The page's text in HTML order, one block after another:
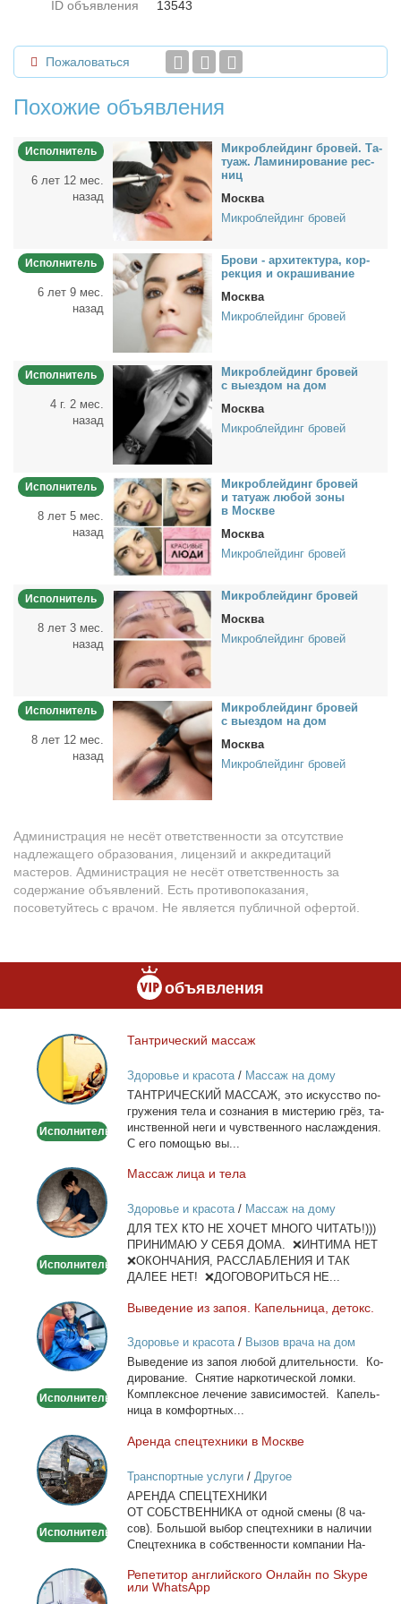
ID объявления 13543
Пожаловаться
Похожие объявления
Исполнитель
6 лет 12 мес.
назад
Мик­роб­лей­динг бро­вей. Та­
ту­аж. Ла­ми­ни­ро­ва­ние рес­
ниц
Москва
Микроблейдинг бровей
Исполнитель
6 лет 9 мес.
назад
Бро­ви - ар­хи­тек­ту­ра, кор­
рек­ция и окра­ши­ва­ние
Москва
Микроблейдинг бровей
Исполнитель
4 г. 2 мес.
назад
Мик­роб­лей­динг бро­вей
с вы­ез­дом на дом
Москва
Микроблейдинг бровей
Исполнитель
8 лет 5 мес.
назад
Мик­роб­лей­динг бро­вей
и та­ту­аж лю­бой зо­ны
в Москве
Москва
Микроблейдинг бровей
Исполнитель
8 лет 3 мес.
назад
Мик­роб­лей­динг бро­вей
Москва
Микроблейдинг бровей
Исполнитель
8 лет 12 мес.
назад
Мик­роб­лей­динг бро­вей
с вы­ез­дом на дом
Москва
Микроблейдинг бровей
Администрация не несёт ответственности за отсутствие
надлежащего образования, лицензий и аккредитаций
мастеров. Администрация не несёт ответственность за
содержание объявлений. Есть противопоказания,
посоветуйтесь с врачом. Не является публичной офертой.
объявления
Тантрический
массаж
Исполнитель
Тан­три­че­ский мас­саж
Здоровье и красота/ Массаж на дому
ТАНТРИЧЕСКИЙ МАССАЖ, это ис­кус­ство по­
гру­же­ния те­ла и со­зна­ния в ми­сте­рию грёз, та­
ин­ствен­ной неги и чув­ствен­но­го на­сла­жде­ния.
С его по­мо­щью вы...
Массаж
лица
и
тела
Исполнитель
Мас­саж ли­ца и те­ла
Здоровье и красота/ Массаж на дому
ДЛЯ ТЕХ КТО НЕ ХОЧЕТ МНОГО ЧИТАТЬ!)))
ПРИНИМАЮ У СЕБЯ ДОМА. ❌ИНТИМА НЕТ
❌ОКОНЧАНИЯ, РАССЛАБЛЕНИЯ И ТАК
ДАЛЕЕ НЕТ! ❌ДОГОВОРИТЬСЯ НЕ...
Выведение
из
запоя.
Капельница,
Исполнитель
Вы­ве­де­ние из за­поя. Ка­пель­ни­ца, де­токс.
Здоровье и красота/ Вызов врача на дом
Вы­ве­де­ние из за­поя лю­бой дли­тель­но­сти. Ко­
ди­ро­ва­ние. Сня­тие нар­ко­ти­че­ской лом­ки.
Ком­плекс­ное ле­че­ние за­ви­си­мо­стей. Ка­пель­
ни­ца в ком­форт­ных...
Аренда
спецтехники
в
Москве
Исполнитель
Арен­да спец­тех­ни­ки в Москве
Транспортные услуги/ Другое
АРЕНДА СПЕЦТЕХНИКИ
ОТ СОБСТВЕННИКА от од­ной сме­ны (8 ча­
сов). Боль­шой вы­бор спец­тех­ни­ки в на­ли­чии
Спец­тех­ни­ка в соб­ствен­но­сти ком­па­нии На­
Репетитор
английского
Ре­пе­ти­тор ан­глий­ско­го Он­лайн по Skype
или WhatsApp